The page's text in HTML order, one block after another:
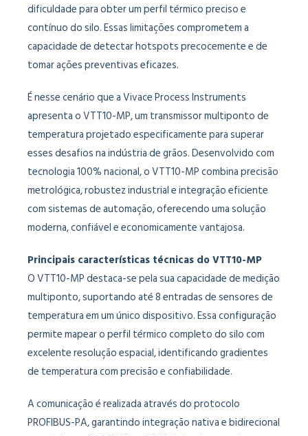
dificuldade para obter um perfil térmico preciso e
contínuo do silo. Essas limitações comprometem a
capacidade de detectar hotspots precocemente e de
tomar ações preventivas eficazes.
É nesse cenário que a Vivace Process Instruments
apresenta o VTT10-MP, um transmissor multiponto de
temperatura projetado especificamente para superar
esses desafios na indústria de grãos. Desenvolvido com
tecnologia 100% nacional, o VTT10-MP combina precisão
metrológica, robustez industrial e integração eficiente
com sistemas de automação, oferecendo uma solução
moderna, confiável e economicamente vantajosa.
Principais características técnicas do VTT10-MP
O VTT10-MP destaca-se pela sua capacidade de medição
multiponto, suportando até 8 entradas de sensores de
temperatura em um único dispositivo. Essa configuração
permite mapear o perfil térmico completo do silo com
excelente resolução espacial, identificando gradientes
de temperatura com precisão e confiabilidade.
A comunicação é realizada através do protocolo
PROFIBUS-PA, garantindo integração nativa e bidirecional